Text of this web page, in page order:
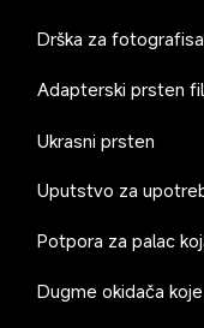
Drška za
Adapterski prsten
Ukrasni prsten
Uputstvo za
Potpora za palac
Dugme okidača